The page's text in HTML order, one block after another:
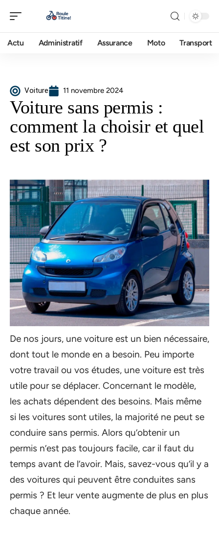
Actu Administratif Assurance Moto Transport
Voiture 11 novembre 2024
Voiture sans permis :
comment la choisir et quel
est son prix ?
De nos jours, une voiture est un bien nécessaire,
dont tout le monde en a besoin. Peu importe
votre travail ou vos études, une voiture est très
utile pour se déplacer. Concernant le modèle,
les achats dépendent des besoins. Mais même
si les voitures sont utiles, la majorité ne peut se
conduire sans permis. Alors qu’obtenir un
permis n’est pas toujours facile, car il faut du
temps avant de l’avoir. Mais, savez-vous qu’il y a
des voitures qui peuvent être conduites sans
permis ? Et leur vente augmente de plus en plus
chaque année.